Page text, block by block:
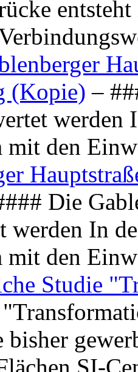
(Kopie) –
werden
mit den
Die
werden In
mit den
Studie
bisher
SI-